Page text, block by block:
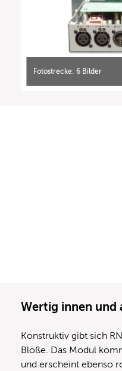
Fotostrecke: 6 Bilder
Wertig innen und
Konstruktiv gibt sich
Blöße. Das Modul
und erscheint ebenso